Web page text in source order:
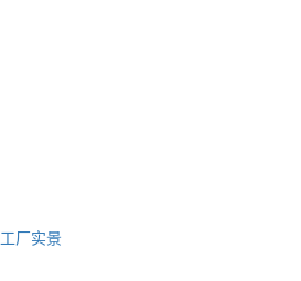
工厂实景